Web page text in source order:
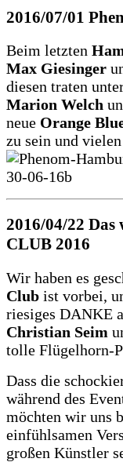
2016/07/01
Beim letzten
Max Giesinger
diesen traten
Marion Welch
neue Orange
zu sein und
2016/04/22 Das
CLUB 2016
Wir haben es
Club ist vorbei,
riesiges DANKE
Christian Seim
tolle Flügelhorn-
Dass die
während des
möchten wir uns
einfühlsamen
großen Künstler